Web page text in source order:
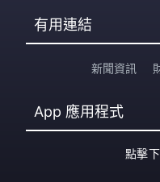
有用連結
新聞資訊
App 應用程式
點擊